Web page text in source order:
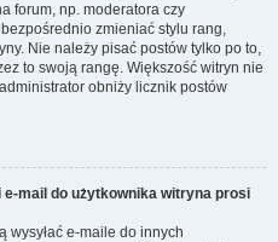
forum, np. moderatora czy
zmieniać stylu rang,
Nie należy pisać postów tylko po to,
to swoją rangę. Większość witryn nie
obniży licznik postów
e-mail do użytkownika witryna prosi
wysyłać e-maile do innych